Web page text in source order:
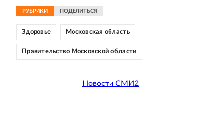
РУБРИКИ ПОДЕЛИТЬСЯ
Здоровье Московская область
Правительство Московской области
Новости СМИ2